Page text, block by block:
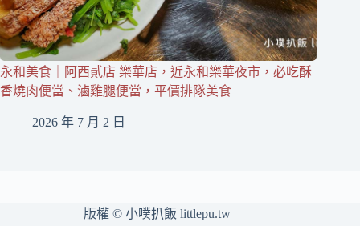
永和美食｜阿西貳店 樂華店，近永和樂華夜市，必吃酥
香燒肉便當、滷雞腿便當，平價排隊美食
2026 年 7 月 2 日
版權 © 小噗扒飯 littlepu.tw